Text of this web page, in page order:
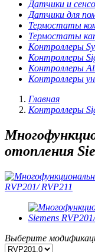
Датчики и
Датчики для
Термостаты
Термостаты
Контроллеры
Контроллеры
Контроллеры
Контроллеры
Главная
Контроллеры
отопления
Выберите